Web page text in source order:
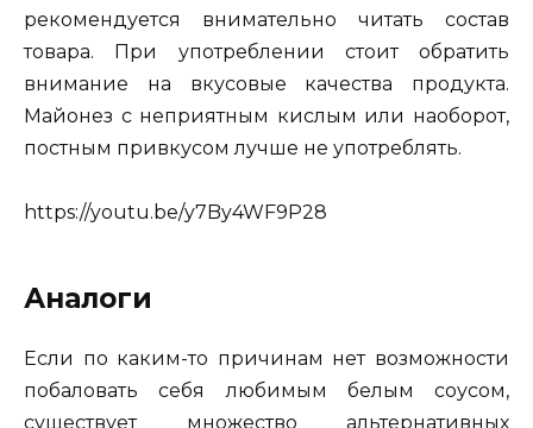
рекомендуется внимательно читать состав
товара. При употреблении стоит обратить
внимание на вкусовые качества продукта.
Майонез с неприятным кислым или наоборот,
постным привкусом лучше не употреблять.
https://youtu.be/y7By4WF9P28
Аналоги
Если по каким-то причинам нет возможности
побаловать себя любимым белым соусом,
существует множество альтернативных